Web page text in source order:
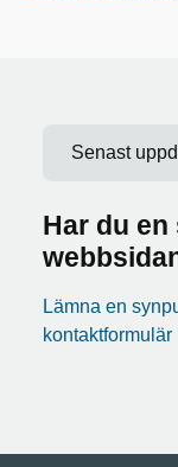
Senast
Har du
Lämna en
kontaktformulär